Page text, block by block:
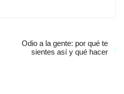
Odio a la gente: por qué te
sientes así y qué hacer